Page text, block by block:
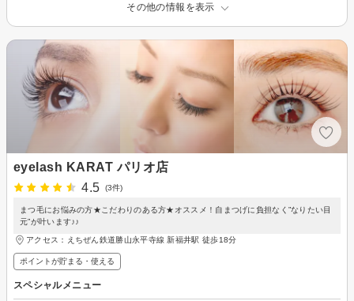
その他の情報を表示
eyelash KARAT パリオ店
4.5
(3件)
まつ毛にお悩みの方★こだわりのある方★オススメ！自まつげに負担なく”なりたい目
元”が叶います♪♪
アクセス：えちぜん鉄道勝山永平寺線 新福井駅 徒歩18分
ポイントが貯まる・使える
スペシャルメニュー